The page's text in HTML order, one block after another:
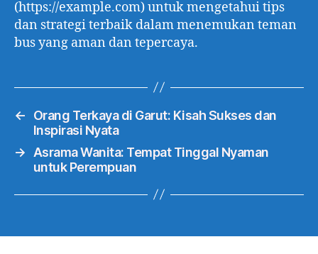
(https://example.com) untuk mengetahui tips
dan strategi terbaik dalam menemukan teman
bus yang aman dan tepercaya.
←
Orang Terkaya di Garut: Kisah Sukses dan
Inspirasi Nyata
→
Asrama Wanita: Tempat Tinggal Nyaman
untuk Perempuan